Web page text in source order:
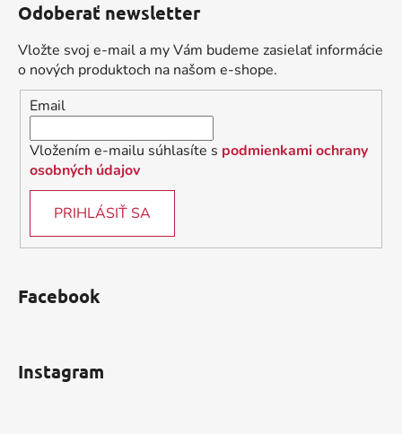
Odoberať newsletter
Vložte svoj e-mail a my Vám budeme zasielať informácie
o nových produktoch na našom e-shope.
Email
Vložením e-mailu súhlasíte s podmienkami ochrany
osobných údajov
PRIHLÁSIŤ SA
Facebook
Instagram